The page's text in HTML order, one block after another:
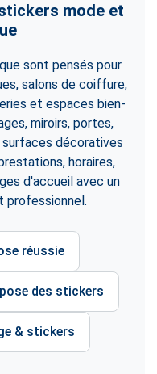
mode et
sont pensés pour
salons de coiffure,
et espaces bien-
miroirs, portes,
décoratives
horaires,
d'accueil avec un
professionnel.
réussie
des stickers
& stickers